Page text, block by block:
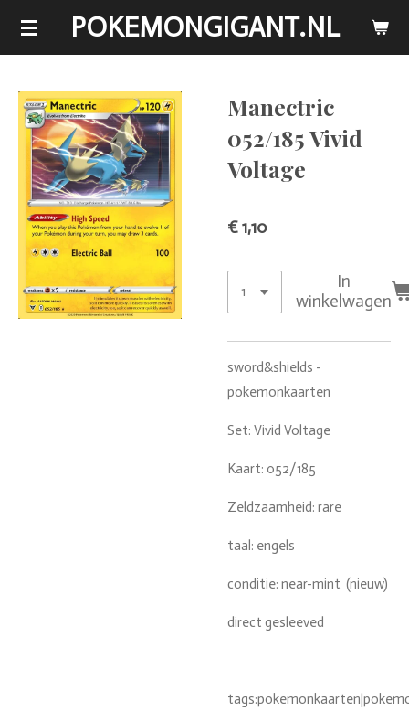
Ga
de
hoofdinhoud
POKEMONGIGANT.NL
Manectric
052/185 Vivid
Voltage
€ 1,10
In
winkelwagen
sword&shields -
pokemonkaarten
Set: Vivid Voltage
Kaart: 052/185
Zeldzaamheid: rare
taal: engels
conditie: near-mint (nieuw)
direct gesleeved